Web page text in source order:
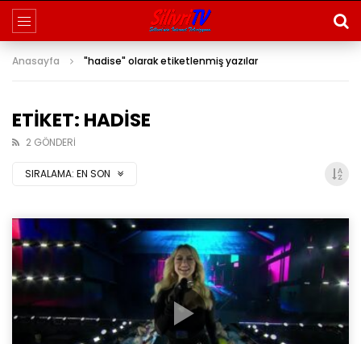
Anasayfa "hadise" olarak etiketlenmiş yazılar
ETIKET: HADISE
2 GÖNDERI
SIRALAMA: EN SON